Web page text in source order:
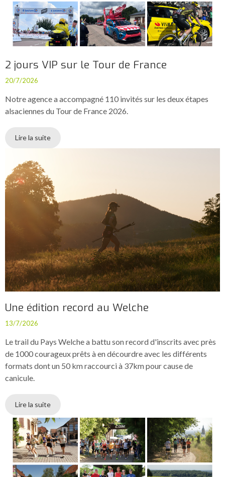
2 jours VIP sur le Tour de France
20/7/2026
Notre agence a accompagné 110 invités sur les deux étapes
alsaciennes du Tour de France 2026.
Lire la suite
Une édition record au Welche
13/7/2026
Le trail du Pays Welche a battu son record d'inscrits avec près
de 1000 courageux prêts à en décourdre avec les différents
formats dont un 50 km raccourci à 37km pour cause de
canicule.
Lire la suite